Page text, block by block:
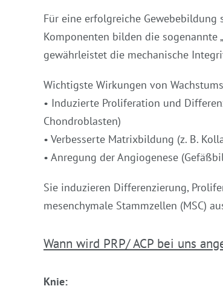
Für eine erfolgreiche
Komponenten bilden die sogenannte
gewährleistet die mechanische
Wichtigste Wirkungen von
• Induzierte Proliferation und
Chondroblasten)
• Verbesserte Matrixbildung (z. B.
• Anregung der Angiogenese
Sie induzieren Differenzierung,
mesenchymale Stammzellen (MSC)
Wann wird PRP/ ACP bei uns
Knie: